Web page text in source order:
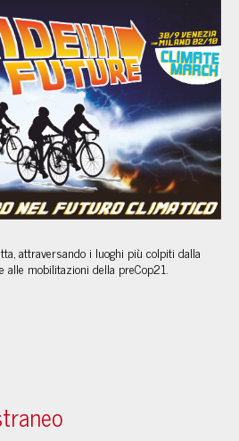
attraversando i luoghi più colpiti dalla
mobilitazioni della preCop21.